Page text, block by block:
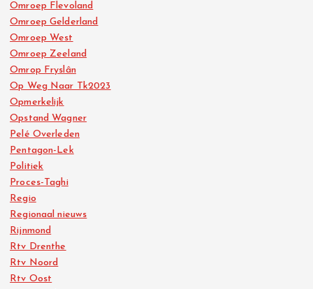
Omroep Flevoland
Omroep Gelderland
Omroep West
Omroep Zeeland
Omrop Fryslân
Op Weg Naar Tk2023
Opmerkelijk
Opstand Wagner
Pelé Overleden
Pentagon-Lek
Politiek
Proces-Taghi
Regio
Regionaal nieuws
Rijnmond
Rtv Drenthe
Rtv Noord
Rtv Oost